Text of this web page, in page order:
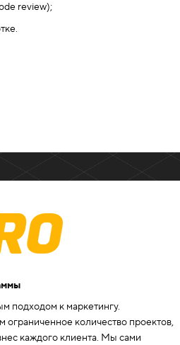
review);
подходом к маркетингу.
количество проектов,
каждого клиента. Мы сами